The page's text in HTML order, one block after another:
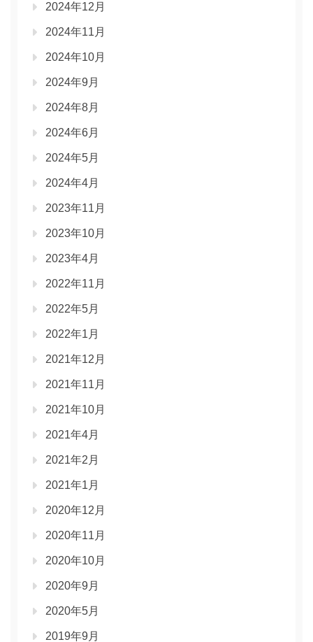
2024年12月
2024年11月
2024年10月
2024年9月
2024年8月
2024年6月
2024年5月
2024年4月
2023年11月
2023年10月
2023年4月
2022年11月
2022年5月
2022年1月
2021年12月
2021年11月
2021年10月
2021年4月
2021年2月
2021年1月
2020年12月
2020年11月
2020年10月
2020年9月
2020年5月
2019年9月